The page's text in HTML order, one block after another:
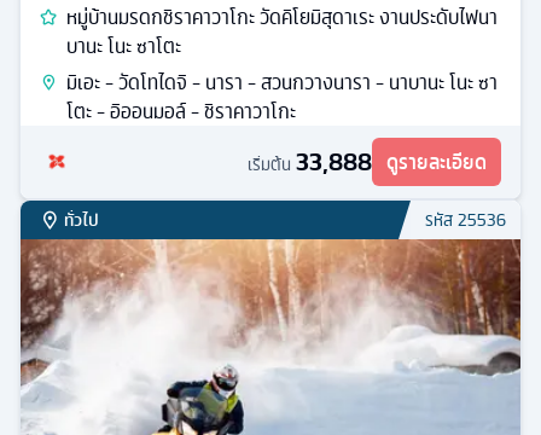
หมู่บ้านมรดกชิราคาวาโกะ วัดคิโยมิสุดาเระ งานประดับไฟนา
บานะ โนะ ซาโตะ
มิเอะ - วัดโทไดจิ - นารา - สวนกวางนารา - นาบานะ โนะ ซา
โตะ - อิออนมอล์ - ชิราคาวาโกะ
เริ่มต้น 33,888 ดูรายละเอียด
ทั่วไป รหัส25536